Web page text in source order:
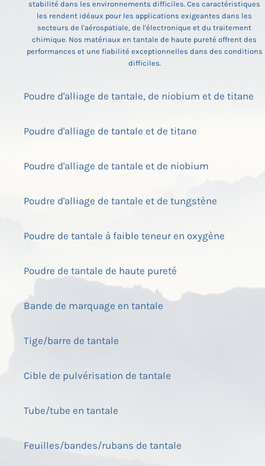
stabilité dans les environnements difficiles. Ces caractéristiques
les rendent idéaux pour les applications exigeantes dans les
secteurs de l'aérospatiale, de l'électronique et du traitement
chimique. Nos matériaux en tantale de haute pureté offrent des
performances et une fiabilité exceptionnelles dans des conditions
difficiles.
Poudre d'alliage de tantale, de niobium et de titane
Poudre d'alliage de tantale et de titane
Poudre d'alliage de tantale et de niobium
Poudre d'alliage de tantale et de tungstène
Poudre de tantale à faible teneur en oxygène
Poudre de tantale de haute pureté
Bande de marquage en tantale
Tige/barre de tantale
Cible de pulvérisation de tantale
Tube/tube en tantale
Feuilles/bandes/rubans de tantale